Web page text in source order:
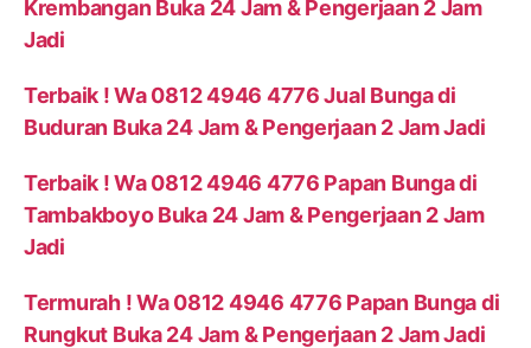
Krembangan Buka 24 Jam & Pengerjaan 2 Jam
Jadi
Terbaik ! Wa 0812 4946 4776 Jual Bunga di
Buduran Buka 24 Jam & Pengerjaan 2 Jam Jadi
Terbaik ! Wa 0812 4946 4776 Papan Bunga di
Tambakboyo Buka 24 Jam & Pengerjaan 2 Jam
Jadi
Termurah ! Wa 0812 4946 4776 Papan Bunga di
Rungkut Buka 24 Jam & Pengerjaan 2 Jam Jadi